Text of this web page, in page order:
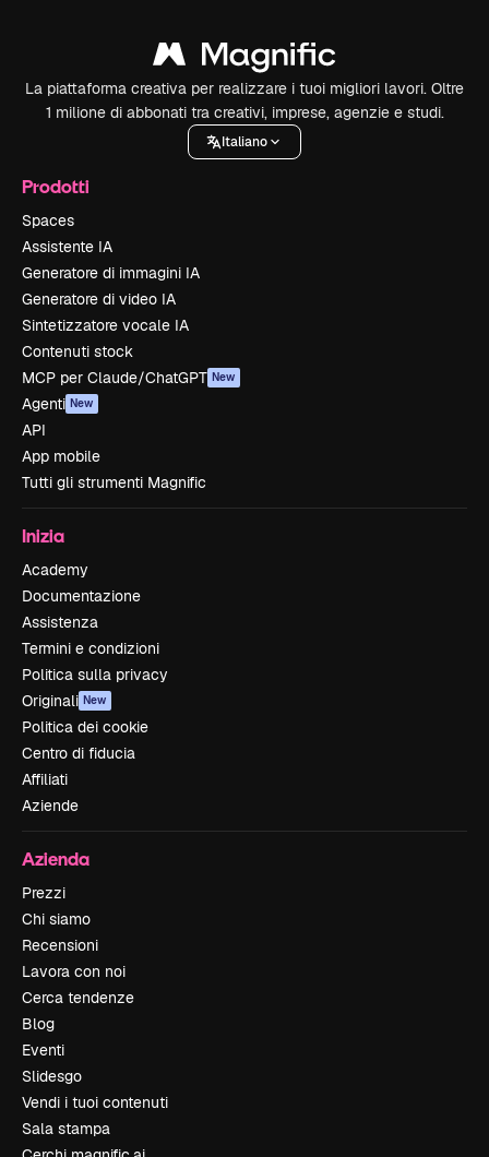
La piattaforma creativa per realizzare i tuoi migliori lavori. Oltre
1 milione di abbonati tra creativi, imprese, agenzie e studi.
Italiano
Prodotti
Spaces
Assistente IA
Generatore di immagini IA
Generatore di video IA
Sintetizzatore vocale IA
Contenuti stock
MCP per Claude/ChatGPT New
Agenti New
API
App mobile
Tutti gli strumenti Magnific
Inizia
Academy
Documentazione
Assistenza
Termini e condizioni
Politica sulla privacy
Originali New
Politica dei cookie
Centro di fiducia
Affiliati
Aziende
Azienda
Prezzi
Chi siamo
Recensioni
Lavora con noi
Cerca tendenze
Blog
Eventi
Slidesgo
Vendi i tuoi contenuti
Sala stampa